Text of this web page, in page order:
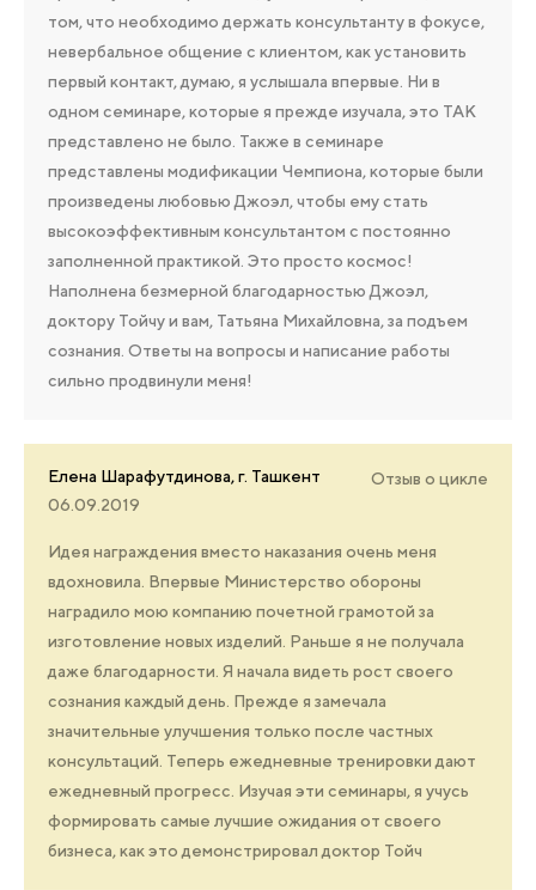
том, что необходимо держать консультанту в фокусе,
невербальное общение с клиентом, как установить
первый контакт, думаю, я услышала впервые. Ни в
одном семинаре, которые я прежде изучала, это ТАК
представлено не было. Также в семинаре
представлены модификации Чемпиона, которые были
произведены любовью Джоэл, чтобы ему стать
высокоэффективным консультантом с постоянно
заполненной практикой. Это просто космос!
Наполнена безмерной благодарностью Джоэл,
доктору Тойчу и вам, Татьяна Михайловна, за подъем
сознания. Ответы на вопросы и написание работы
сильно продвинули меня!
Елена Шарафутдинова, г. Ташкент
06.09.2019
Отзыв о цикле
Идея награждения вместо наказания очень меня
вдохновила. Впервые Министерство обороны
наградило мою компанию почетной грамотой за
изготовление новых изделий. Раньше я не получала
даже благодарности. Я начала видеть рост своего
сознания каждый день. Прежде я замечала
значительные улучшения только после частных
консультаций. Теперь ежедневные тренировки дают
ежедневный прогресс. Изучая эти семинары, я учусь
формировать самые лучшие ожидания от своего
бизнеса, как это демонстрировал доктор Тойч